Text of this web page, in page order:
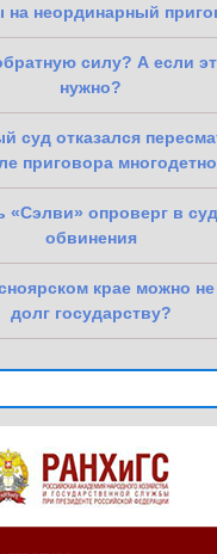
на неординарный
силу? А если
нужно?
суд отказался
приговора
«Сэлви» опроверг в
обвинения
крае можно не
долг государству?